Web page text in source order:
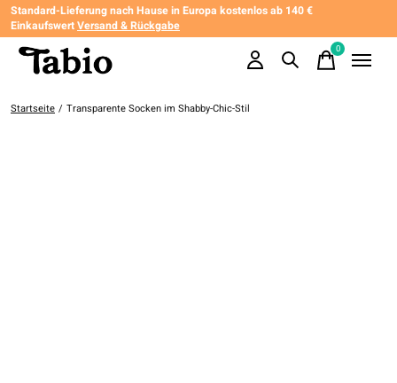
Standard-Lieferung nach Hause in Europa kostenlos ab 140 €
EinkaufswertVersand & Rückgabe
0items
Startseite / Transparente Socken im Shabby-Chic-Stil